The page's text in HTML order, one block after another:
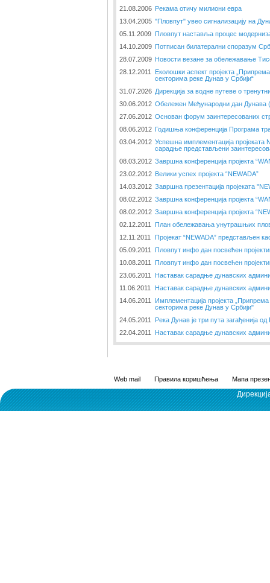
21.08.2006 Рекама отичу милиони евра
13.04.2005 "Пловпут" увео сигнализацију на
05.11.2009 Пловпут наставља процес
14.10.2009 Потписан билатерални споразум
28.07.2009 Новости везане за обележавање
28.12.2011
Еколошки аспект пројекта
секторима реке Дунав у Србији“
31.07.2026 Дирекција за водне путеве о
30.06.2012 Обележен Међународни дан Дунава
27.06.2012 Основан форум заинтересованих
08.06.2012 Годишња конференција Програма
03.04.2012 Успешна имплементација пројеката
сарадње представљени
08.03.2012 Завршна конференција пројекта
23.02.2012 Велики успех пројекта “NEWADA”
14.03.2012 Завршна презентација пројеката
08.02.2012 Завршна конференција пројекта
08.02.2012 Завршна конференција пројекта
02.12.2011
План обележавања унутрашњих
12.11.2011
Пројекат “NEWADA” представљен
05.09.2011
Пловпут инфо дан посвећен
10.08.2011
Пловпут инфо дан посвећен
23.06.2011
Наставак сарадње дунавских
11.06.2011
Наставак сарадње дунавских
14.06.2011
Имплементација пројекта
секторима реке Дунав у Србији"
24.05.2011
Река Дунав је три пута загађенија од
22.04.2011
Наставак сарадње дунавских
Web mail Правила коришћења Мапа